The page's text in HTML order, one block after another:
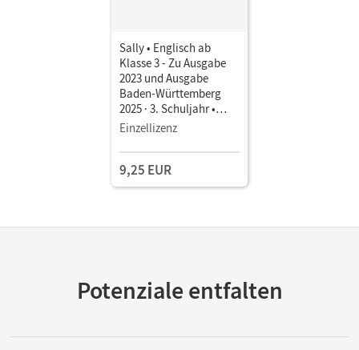
Sally • Englisch ab
Klasse 3 - Zu Ausgabe
2023 und Ausgabe
Baden-Württemberg
2025 · 3. Schuljahr •
Interaktives Arbeitsheft
Einzellizenz
9,25 EUR
Potenziale entfalten